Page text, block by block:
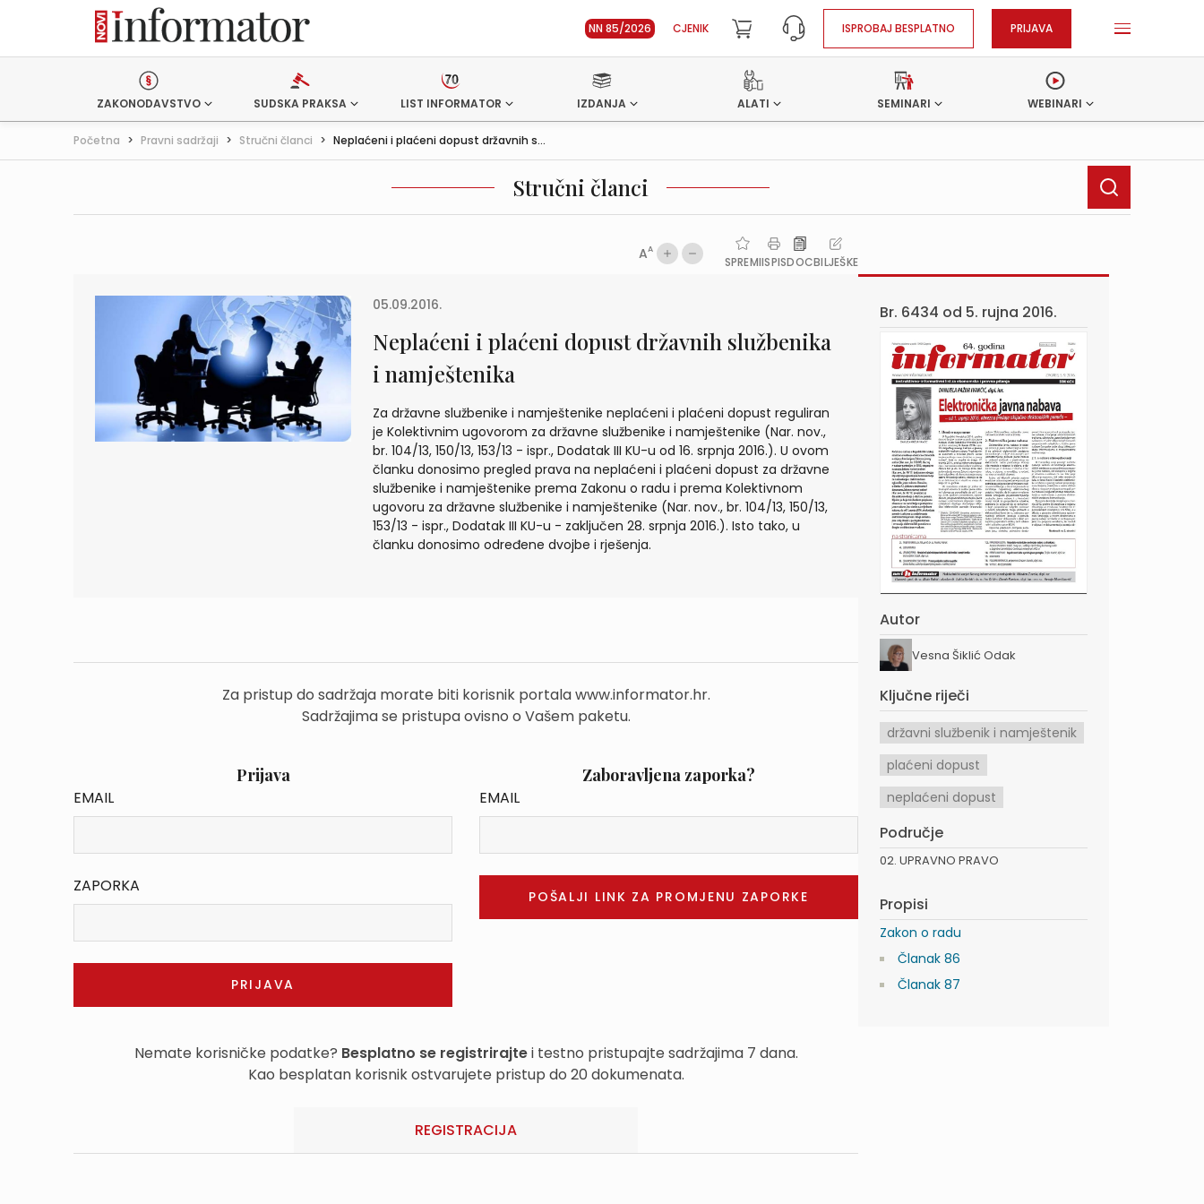
NN 85/2026 CJENIK ISPROBAJ BESPLATNO PRIJAVA
ZAKONODAVSTVO SUDSKA PRAKSA LIST INFORMATOR IZDANJA ALATI SEMINARI WEBINARI
Početna > Pravni sadržaji > Stručni članci > Neplaćeni i plaćeni dopust državnih s...
Stručni članci
AA
SPREMIISPISDOCBILJEŠKE
05.09.2016.
Neplaćeni i plaćeni dopust državnih službenika
i namještenika
Za državne službenike i namještenike neplaćeni i plaćeni dopust reguliran
je Kolektivnim ugovorom za državne službenike i namještenike (Nar. nov.,
br. 104/13, 150/13, 153/13 - ispr., Dodatak III KU-u od 16. srpnja 2016.). U ovom
članku donosimo pregled prava na neplaćeni i plaćeni dopust za državne
službenike i namještenike prema Zakonu o radu i prema Kolektivnom
ugovoru za državne službenike i namještenike (Nar. nov., br. 104/13, 150/13,
153/13 - ispr., Dodatak III KU-u - zaključen 28. srpnja 2016.). Isto tako, u
članku donosimo određene dvojbe i rješenja.
Za pristup do sadržaja morate biti korisnik portala www.informator.hr.
Sadržajima se pristupa ovisno o Vašem paketu.
Prijava
EMAIL
ZAPORKA
Zaboravljena zaporka?
EMAIL
Nemate korisničke podatke? Besplatno se registrirajtei testno pristupajte sadržajima 7 dana.
Kao besplatan korisnik ostvarujete pristup do 20 dokumenata.
REGISTRACIJA
Br. 6434 od 5. rujna 2016.
Autor
Vesna Šiklić Odak
Ključne riječi
državni službenik i namještenik
plaćeni dopust
neplaćeni dopust
Područje
02. UPRAVNO PRAVO
Propisi
Zakon o radu
Članak 86
Članak 87